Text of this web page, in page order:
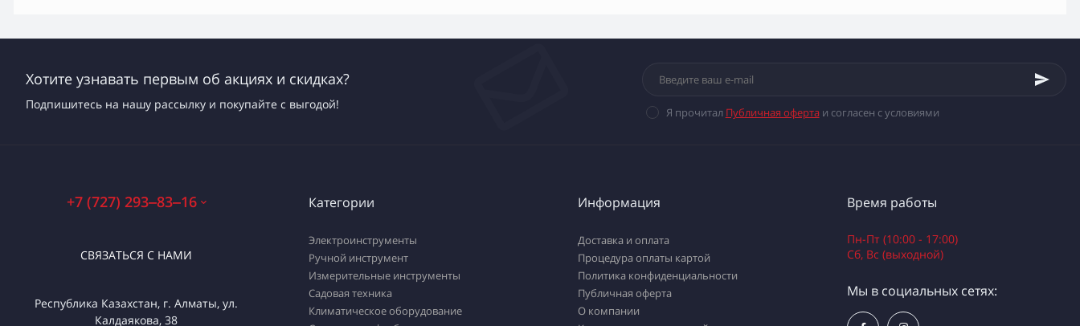
Хотите узнавать первым об акциях и скидках?
Подпишитесь на нашу рассылку и покупайте с выгодой!
Я прочитал Публичная офертаи согласен с условиями
+7 (727) 293‒83‒16
СВЯЗАТЬСЯ С НАМИ
Республика Казахстан, г. Алматы, ул.
Калдаякова, 38
Категории
Электроинструменты
Ручной инструмент
Измерительные инструменты
Садовая техника
Климатическое оборудование
Информация
Доставка и оплата
Процедура оплаты картой
Политика конфиденциальности
Публичная оферта
О компании
Время работы
Пн-Пт (10:00 - 17:00)
Сб, Вс (выходной)
Мы в социальных сетях: